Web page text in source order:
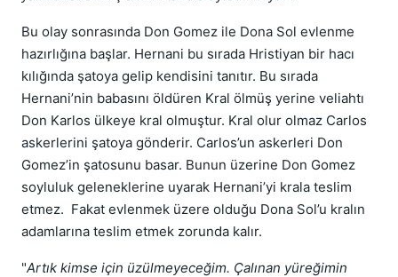
Bu olay sonrasında Don Gomez ile Dona Sol evlenme
hazırlığına başlar. Hernani bu sırada Hristiyan bir hacı
kılığında şatoya gelip kendisini tanıtır. Bu sırada
Hernani’nin babasını öldüren Kral ölmüş yerine veliahtı
Don Karlos ülkeye kral olmuştur. Kral olur olmaz Carlos
askerlerini şatoya gönderir. Carlos’un askerleri Don
Gomez’in şatosunu basar. Bunun üzerine Don Gomez
soyluluk geleneklerine uyarak Hernani’yi krala teslim
etmez. Fakat evlenmek üzere olduğu Dona Sol’u kralın
adamlarına teslim etmek zorunda kalır.
"Artık kimse için üzülmeyeceğim. Çalınan yüreğimin